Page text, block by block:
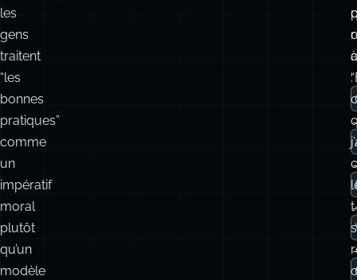
les
gens
traitent
“les
bonnes
pratiques”
comme
un
impératif
moral
plutôt
qu’un
modèle
:
à